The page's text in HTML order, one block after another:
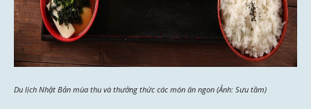
Du lịch Nhật Bản mùa thu và thưởng thức các món ăn ngon (Ảnh: Sưu tầm)